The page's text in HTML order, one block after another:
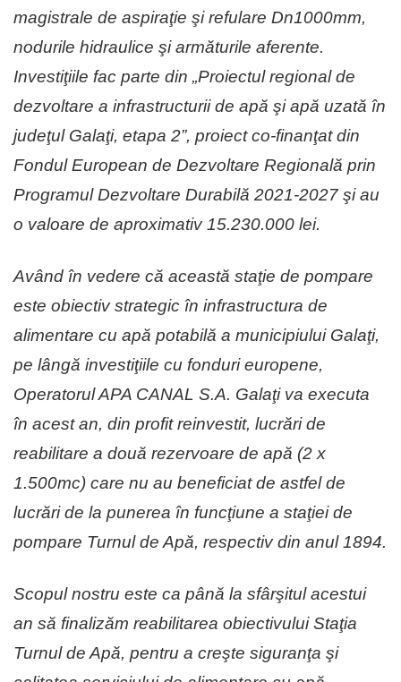
magistrale de aspiraţie şi refulare Dn1000mm,
nodurile hidraulice şi armăturile aferente.
Investiţiile fac parte din „Proiectul regional de
dezvoltare a infrastructurii de apă şi apă uzată în
judeţul Galaţi, etapa 2”, proiect co-finanţat din
Fondul European de Dezvoltare Regională prin
Programul Dezvoltare Durabilă 2021-2027 şi au
o valoare de aproximativ 15.230.000 lei.
Având în vedere că această staţie de pompare
este obiectiv strategic în infrastructura de
alimentare cu apă potabilă a municipiului Galaţi,
pe lângă investiţiile cu fonduri europene,
Operatorul APA CANAL S.A. Galaţi va executa
în acest an, din profit reinvestit, lucrări de
reabilitare a două rezervoare de apă (2 x
1.500mc) care nu au beneficiat de astfel de
lucrări de la punerea în funcţiune a staţiei de
pompare Turnul de Apă, respectiv din anul 1894.
Scopul nostru este ca până la sfârşitul acestui
an să finalizăm reabilitarea obiectivului Staţia
Turnul de Apă, pentru a creşte siguranţa şi